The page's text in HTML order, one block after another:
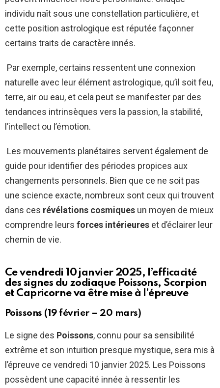
individu naît sous une constellation particulière, et
cette position astrologique est réputée façonner
certains traits de caractère innés.
Par exemple, certains ressentent une connexion
naturelle avec leur élément astrologique, qu’il soit feu,
terre, air ou eau, et cela peut se manifester par des
tendances intrinsèques vers la passion, la stabilité,
l’intellect ou l’émotion.
Les mouvements planétaires servent également de
guide pour identifier des périodes propices aux
changements personnels. Bien que ce ne soit pas
une science exacte, nombreux sont ceux qui trouvent
dans ces révélations cosmiques un moyen de mieux
comprendre leurs forces intérieures et d’éclairer leur
chemin de vie.
Ce vendredi 10 janvier 2025, l’efficacité
des signes du zodiaque Poissons, Scorpion
et Capricorne va être mise à l’épreuve
Poissons (19 février – 20 mars)
Le signe des Poissons, connu pour sa sensibilité
extrême et son intuition presque mystique, sera mis à
l’épreuve ce vendredi 10 janvier 2025. Les Poissons
possèdent une capacité innée à ressentir les